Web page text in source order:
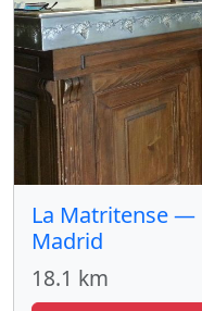
La Matritense —
Madrid
18.1 km